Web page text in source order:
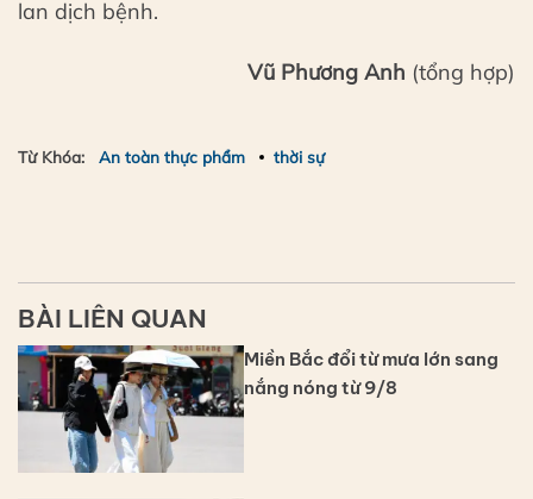
lan dịch bệnh.
Vũ Phương Anh (tổng hợp)
Từ Khóa: An toàn thực phẩm thời sự
BÀI LIÊN QUAN
Miền Bắc đổi từ mưa lớn sang
nắng nóng từ 9/8